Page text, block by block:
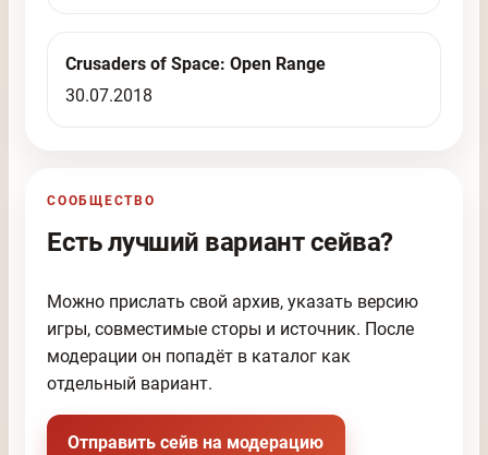
Crusaders of Space: Open Range
30.07.2018
СООБЩЕСТВО
Есть лучший вариант сейва?
Можно прислать свой архив, указать версию
игры, совместимые сторы и источник. После
модерации он попадёт в каталог как
отдельный вариант.
Отправить сейв на модерацию